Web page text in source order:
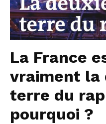
La France
vraiment la
terre du
pourquoi ?